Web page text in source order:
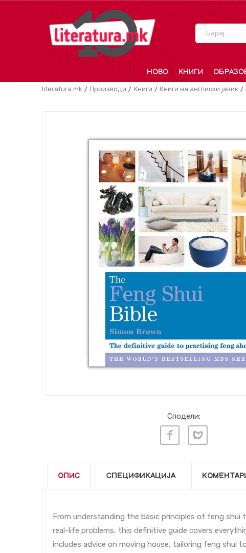
Барај
НОВО КНИГИ
literatura.mk Производи Книги Книги на англиски јазик
Сподели:
ОПИС СПЕЦИФИКАЦИЈА
From understanding the basic principles of feng shui
real-life problems, this definitive guide covers
includes advice on moving house, tailoring feng shui